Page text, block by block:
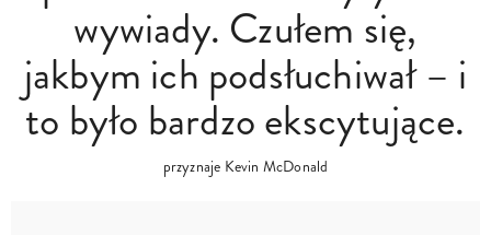
wywiady. Czułem się,
jakbym ich podsłuchiwał – i
to było bardzo ekscytujące.
przyznaje Kevin McDonald